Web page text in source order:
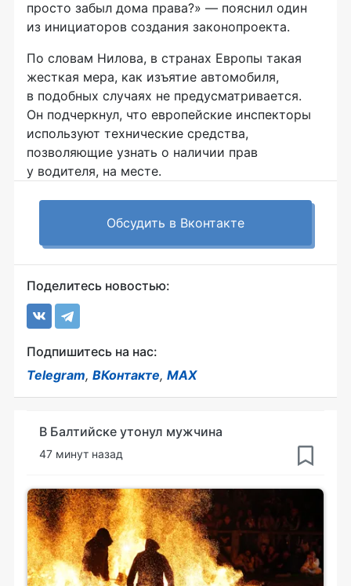
просто забыл дома права?» — пояснил один
из инициаторов создания законопроекта.
По словам Нилова, в странах Европы такая
жесткая мера, как изъятие автомобиля,
в подобных случаях не предусматривается.
Он подчеркнул, что европейские инспекторы
используют технические средства,
позволяющие узнать о наличии прав
у водителя, на месте.
Обсудить в Вконтакте
Поделитесь новостью:
Подпишитесь на нас:
Telegram, ВКонтакте, MAX
В Балтийске утонул мужчина
47 минут назад